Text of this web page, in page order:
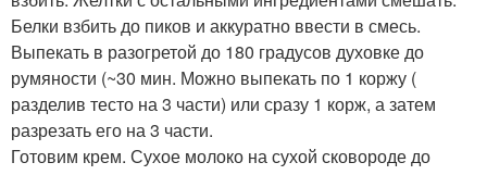
Белки взбить до пиков и аккуратно ввести в смесь.
Выпекать в разогретой до 180 градусов духовке до
румяности (~30 мин. Можно выпекать по 1 коржу (
разделив тесто на 3 части) или сразу 1 корж, а затем
разрезать его на 3 части.
Готовим крем. Сухое молоко на сухой сковороде до